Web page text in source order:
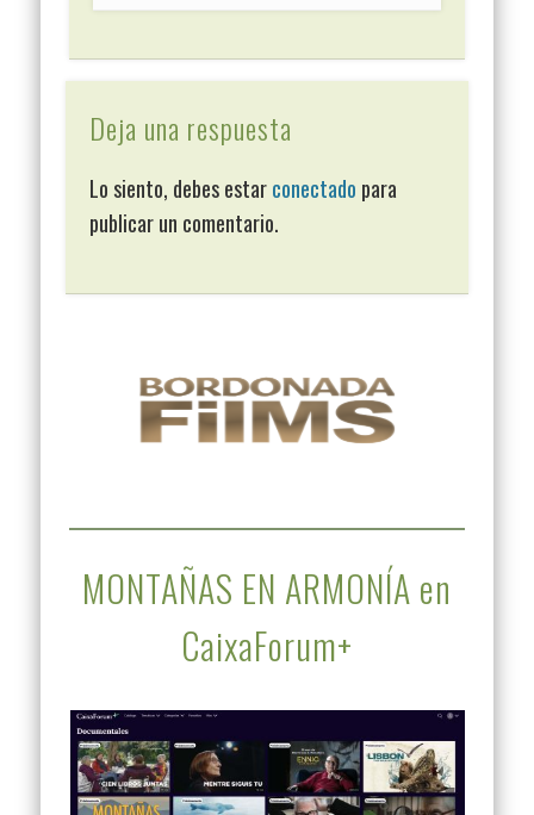
Deja una respuesta
Lo siento, debes estarconectado para
publicar un comentario.
MONTAÑAS EN ARMONÍA en
CaixaForum+